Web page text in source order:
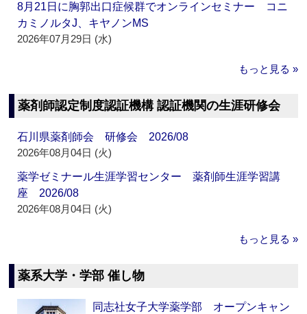
8月21日に胸郭出口症候群でオンラインセミナー コニ
カミノルタJ、キヤノンMS
2026年07月29日 (水)
もっと見る »
薬剤師認定制度認証機構 認証機関の生涯研修会
石川県薬剤師会 研修会 2026/08
2026年08月04日 (火)
薬学ゼミナール生涯学習センター 薬剤師生涯学習講
座 2026/08
2026年08月04日 (火)
もっと見る »
薬系大学・学部 催し物
同志社女子大学薬学部 オープンキャン